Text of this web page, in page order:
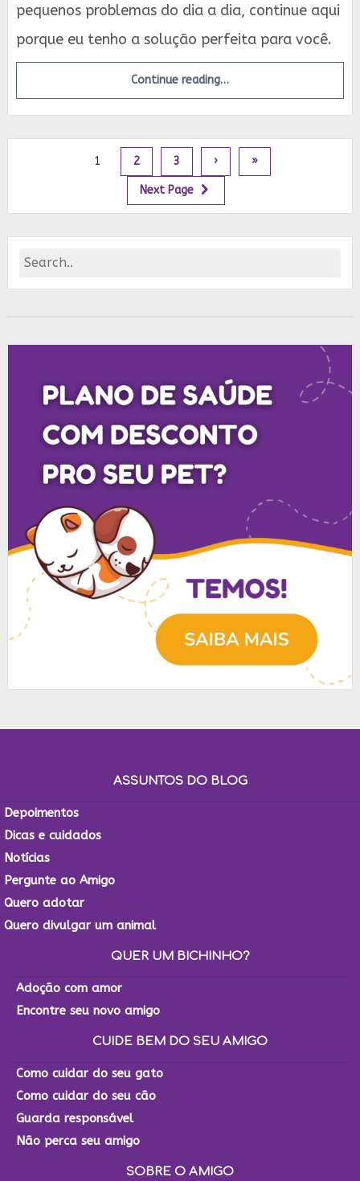
pequenos problemas do dia a dia, continue aqui
porque eu tenho a solução perfeita para você.
Continue reading…
1 2 3 › »
Next Page
ASSUNTOS DO BLOG
Depoimentos
Dicas e cuidados
Notícias
Pergunte ao Amigo
Quero adotar
Quero divulgar um animal
QUER UM BICHINHO?
Adoção com amor
Encontre seu novo amigo
CUIDE BEM DO SEU AMIGO
Como cuidar do seu gato
Como cuidar do seu cão
Guarda responsável
Não perca seu amigo
SOBRE O AMIGO